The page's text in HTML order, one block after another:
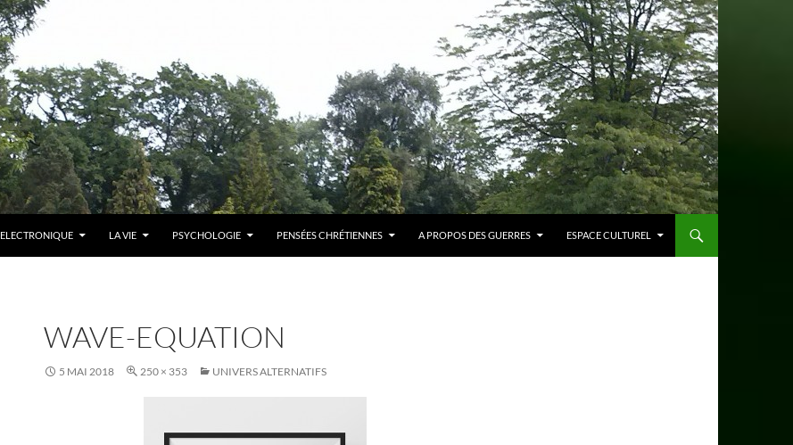
ELECTRONIQUE LA VIE PSYCHOLOGIE PENSÉES CHRÉTIENNES A PROPOS DES GUERRES ESPACE CULTUREL
WAVE-EQUATION
5 MAI 2018 250 × 353 UNIVERS ALTERNATIFS